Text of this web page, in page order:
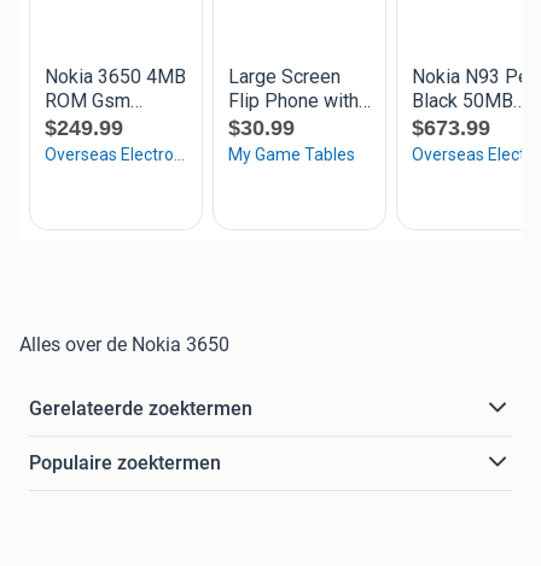
Alles over de Nokia 3650
Gerelateerde zoektermen
Populaire zoektermen